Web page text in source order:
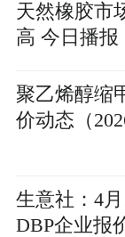
天然橡胶市
高 今日播报
聚乙烯醇缩
价动态（
生意社：4
DBP企业报